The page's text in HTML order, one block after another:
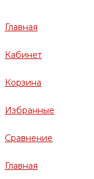
Главная
Кабинет
Корзина
Избранные
Сравнение
Главная